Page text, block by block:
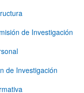
de Investigación
de Investigación